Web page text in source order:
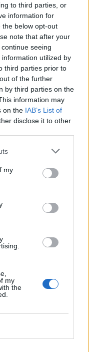
to third parties, or
information for
the below opt-out
note that after your
seeing
utilized by
third parties prior to
of the further
by third parties on the
information may
on the IAB’s List of
disclose it to other
my
my
the
magarac, šta sam
po butum dunjaluku
ispod kojeg smo
da je bila višnja.